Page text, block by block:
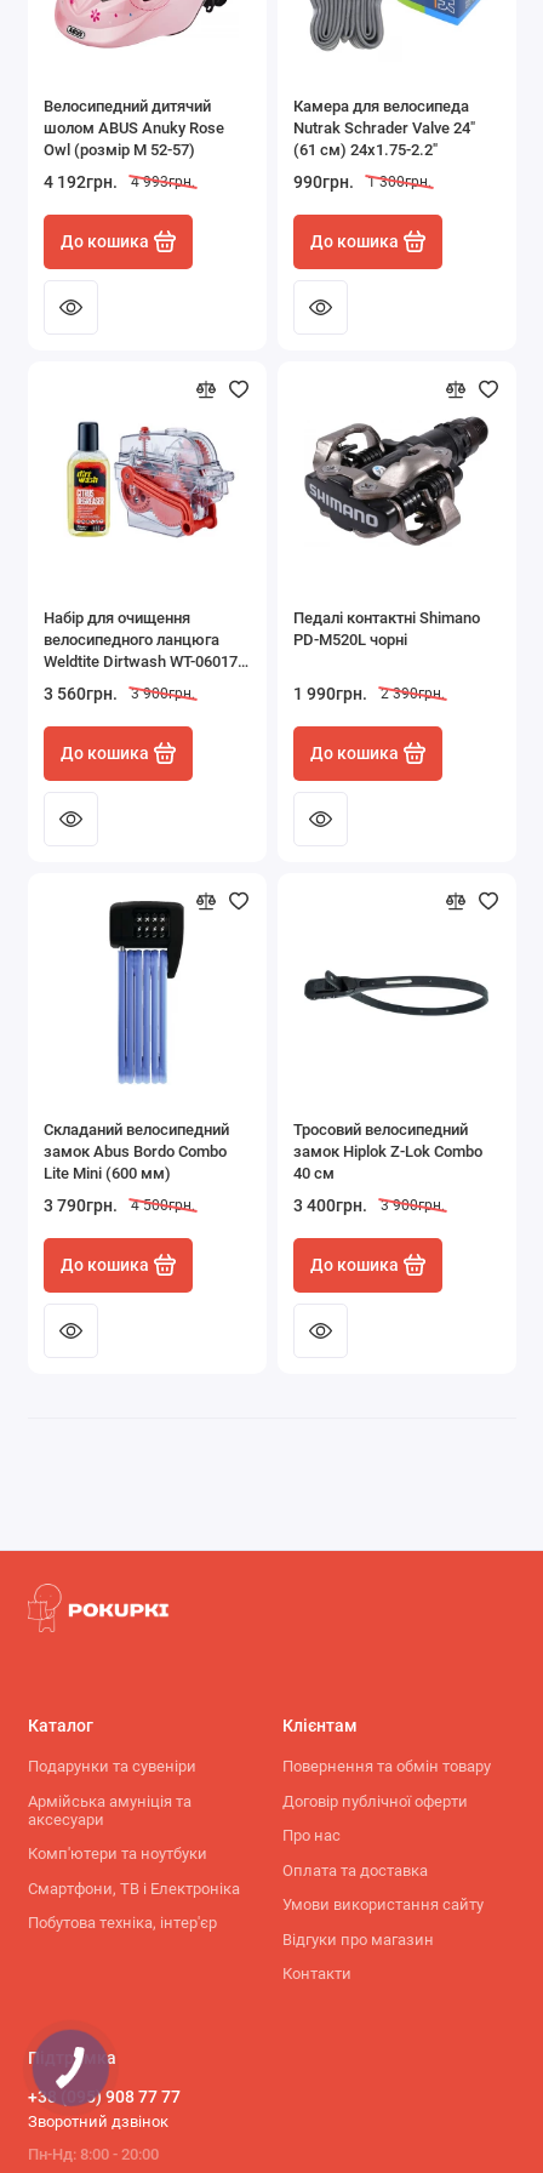
Велосипедний дитячий
шолом ABUS Anuky Rose
Owl (розмір М 52-57)
4 192грн. 4 993грн.
До кошика
Камера для велосипеда
Nutrak Schrader Valve 24"
(61 см) 24x1.75-2.2"
990грн. 1 300грн.
До кошика
Набір для очищення
велосипедного ланцюга
Weldtite Dirtwash WT-06017
(машинка і знежирювач
Citrus 75 мл)
3 560грн. 3 900грн.
До кошика
Педалі контактні Shimano
PD-M520L чорні
1 990грн. 2 390грн.
До кошика
Складаний велосипедний
замок Abus Bordo Combo
Lite Mini (600 мм)
3 790грн. 4 500грн.
До кошика
Тросовий велосипедний
замок Hiplok Z-Lok Combo
40 см
3 400грн. 3 900грн.
До кошика
Каталог
Подарунки та сувеніри
Армійська амуніція та
аксесуари
Комп'ютери та ноутбуки
Смартфони, ТВ і Електроніка
Побутова техніка, інтер'єр
Клієнтам
Повернення та обмін товару
Договір публічної оферти
Про нас
Оплата та доставка
Умови використання сайту
Відгуки про магазин
Контакти
Підтримка
+38 (095) 908 77 77
Зворотний дзвінок
Пн-Нд: 8:00 - 20:00